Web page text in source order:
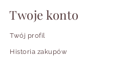
Twoje konto
Twój profil
Historia zakupów